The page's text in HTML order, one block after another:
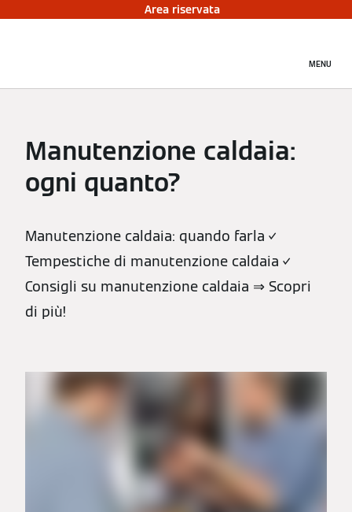
Area riservata
MENU
Manutenzione caldaia:
ogni quanto?
Manutenzione caldaia: quando farla ✓
Tempestiche di manutenzione caldaia ✓
Consigli su manutenzione caldaia ⇒ Scopri
di più!